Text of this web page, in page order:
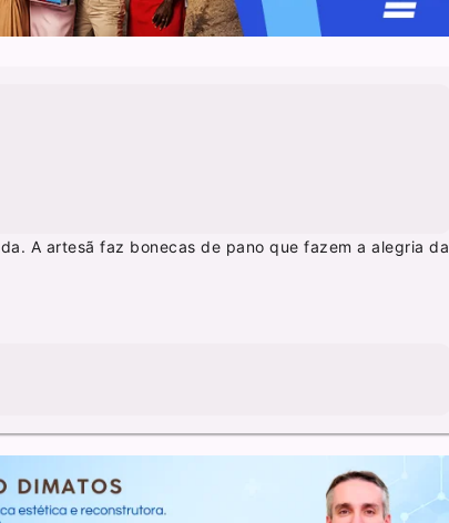
A artesã faz bonecas de pano que fazem a alegria da